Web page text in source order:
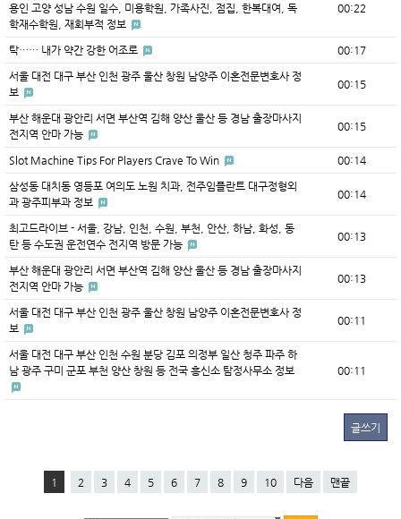
용인 고양 성남 수원 일수, 미용학원, 가족사진, 점집, 한복대여, 독
학재수학원, 재회부적 정보
00:22
탁…… 내가 약간 강한 어조로 00:17
서울 대전 대구 부산 인천 광주 울산 창원 남양주 이혼전문변호사 정
보
00:15
부산 해운대 광안리 서면 부산역 김해 양산 울산 등 경남 출장마사지
전지역 안마 가능
00:15
Slot Machine Tips For Players Crave To Win 00:14
삼성동 대치동 영등포 여의도 노원 치과, 전주임플란트 대구정형외
과 광주피부과 정보
00:14
최고드라이브 - 서울, 강남, 인천, 수원, 부천, 안산, 하남, 화성, 동
탄 등 수도권 운전연수 전지역 방문 가능
00:13
부산 해운대 광안리 서면 부산역 김해 양산 울산 등 경남 출장마사지
전지역 안마 가능
00:13
서울 대전 대구 부산 인천 광주 울산 창원 남양주 이혼전문변호사 정
보
00:11
서울 대전 대구 부산 인천 수원 분당 김포 의정부 일산 청주 파주 하
남 광주 구미 군포 부천 양산 창원 등 전국 흥신소 탐정사무소 정보
00:11
글쓰기
1 2 3 4 5 6 7 8 9 10 다음 맨끝